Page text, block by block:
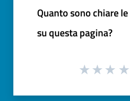
Quanto sono chiare
su questa pagina?